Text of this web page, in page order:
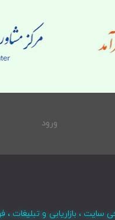
ورود
سایت ، بازاریابی و